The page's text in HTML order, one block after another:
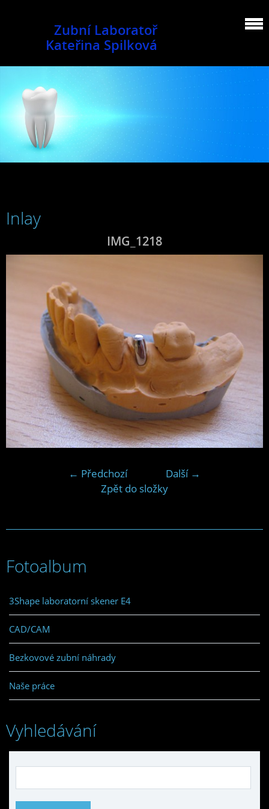
Zubní Laboratoř
Kateřina Spilková
Inlay
IMG_1218
← Předchozí
Další →
Zpět do složky
Fotoalbum
3Shape laboratorní skener E4
CAD/CAM
Bezkovové zubní náhrady
Naše práce
Vyhledávání